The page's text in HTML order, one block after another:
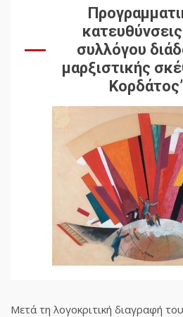
συλλόγου
μαρξιστικής
Μετά τη λογοκριτική διαγραφή